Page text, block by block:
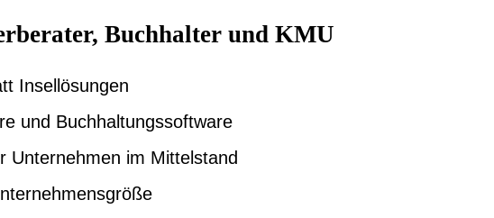
Buchhalter und KMU
Insellösungen
und Buchhaltungssoftware
Unternehmen im Mittelstand